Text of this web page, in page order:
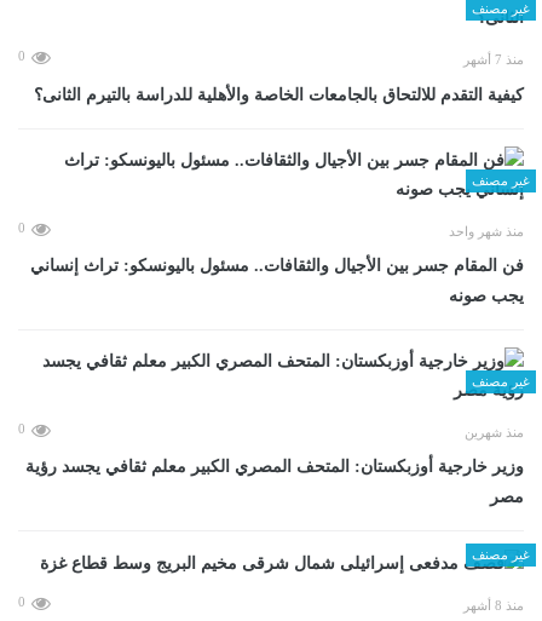
غير مصنف
منذ 7 أشهر 0
كيفية التقدم للالتحاق بالجامعات الخاصة والأهلية للدراسة بالتيرم الثانى؟
غير مصنف
منذ شهر واحد 0
فن المقام جسر بين الأجيال والثقافات.. مسئول باليونسكو: تراث إنساني
يجب صونه
غير مصنف
منذ شهرين 0
وزير خارجية أوزبكستان: المتحف المصري الكبير معلم ثقافي يجسد رؤية
مصر
غير مصنف
منذ 8 أشهر 0